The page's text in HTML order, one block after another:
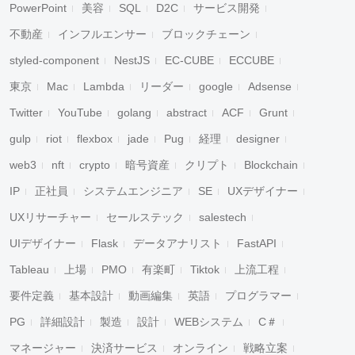
PowerPoint 美容 SQL D2C サービス開発
不動産 インフルエンサー ブロックチェーン
styled-component NestJS EC-CUBE ECCUBE
東京 Mac Lambda リーダー google Adsense
Twitter YouTube golang abstract ACF Grunt
gulp riot flexbox jade Pug 経理 designer
web3 nft crypto 暗号資産 クリプト Blockchain
IP 正社員 システムエンジニア SE UXデザイナー
UXリサーチャー セールステック salestech
UIデザイナー Flask データアナリスト FastAPI
Tableau 上場 PMO 有楽町 Tiktok 上流工程
要件定義 基本設計 動画編集 英語 プログラマー
PG 詳細設計 製造 設計 WEBシステム C＃
マネージャー 決済サービス オンライン 戦略立案